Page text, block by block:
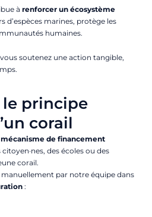
à renforcer un écosystème
d’espèces marines, protège les
humaines.
soutenez une action tangible,
principe
corail
mécanisme de financement
des écoles ou des
corail.
par notre équipe dans
: